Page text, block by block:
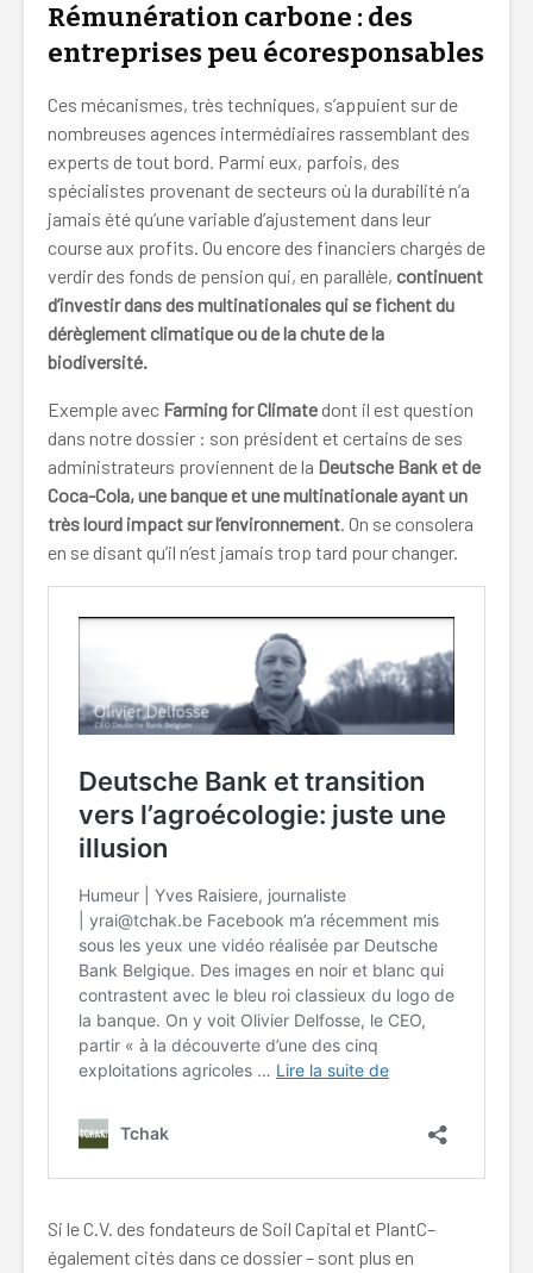
Rémunération carbone : des
entreprises peu écoresponsables
Ces mécanismes, très techniques, s’appuient sur de
nombreuses agences intermédiaires rassemblant des
experts de tout bord. Parmi eux, parfois, des
spécialistes provenant de secteurs où la durabilité n’a
jamais été qu’une variable d’ajustement dans leur
course aux profits. Ou encore des financiers chargés de
verdir des fonds de pension qui, en parallèle, continuent
d’investir dans des multinationales qui se fichent du
dérèglement climatique ou de la chute de la
biodiversité.
Exemple avec Farming for Climate dont il est question
dans notre dossier : son président et certains de ses
administrateurs proviennent de la Deutsche Bank et de
Coca-Cola, une banque et une multinationale ayant un
très lourd impact sur l’environnement. On se consolera
en se disant qu’il n’est jamais trop tard pour changer.
Si le C.V. des fondateurs de Soil Capital et PlantC–
également cités dans ce dossier – sont plus en